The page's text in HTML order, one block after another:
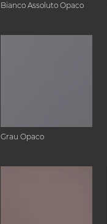
Bianco Assoluto Opaco
Grau Opaco